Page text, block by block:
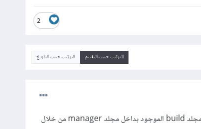
2
الترتيب حسب التقييم الترتيب حسب التاريخ
المشكلة بسبب أنك تحاول الوصول إلى ملف index.html في مجلد build الموجود بداخل مجلد manager من خلال